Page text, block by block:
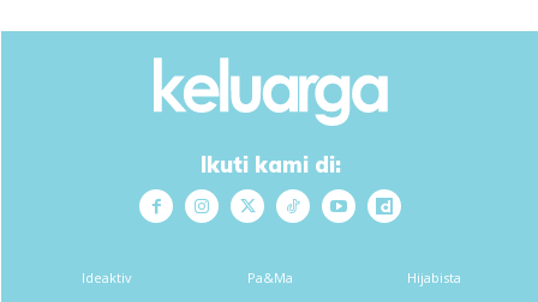
Menerusi entri berlainan pula, Harris dilihat turut bertawaf
Ikuti kami di:
Ideaktiv Pa&Ma Hijabista